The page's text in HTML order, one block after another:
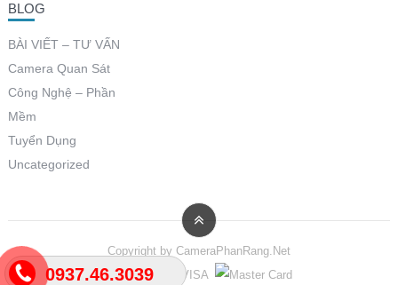
0937.46.3039
BLOG
BÀI VIẾT – TƯ VẤN
Camera Quan Sát
Công Nghệ – Phần
Mềm
Tuyển Dụng
Uncategorized
Copyright by CameraPhanRang.Net